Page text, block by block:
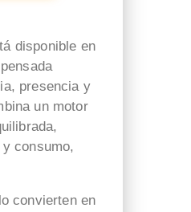
disponible en
presencia y
un motor
consumo,
convierten en
Muy atenta y disponible para